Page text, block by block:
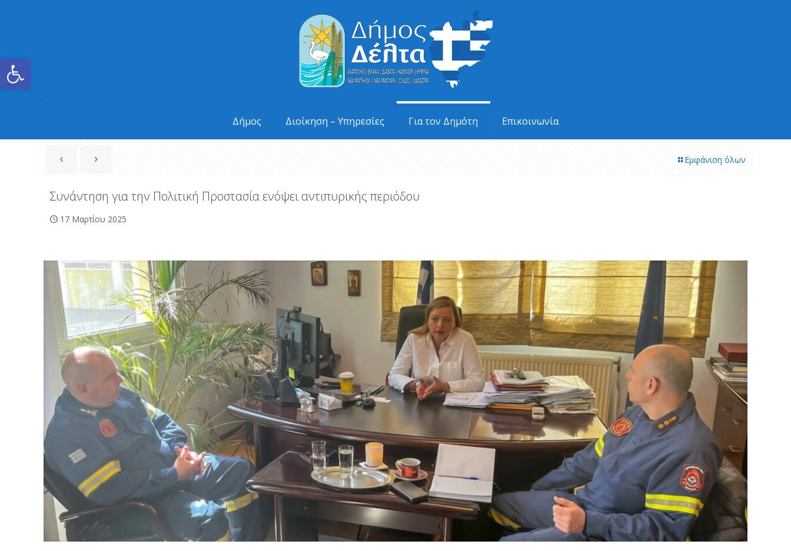
Ανοίξτε τη γραμμή εργαλείων
Δήμος Διοίκηση – Υπηρεσίες Για τον Δημότη Επικοινωνία
Εμφάνιση όλων
Συνάντηση για την Πολιτική Προστασία ενόψει αντιπυρικής περιόδου
17 Μαρτίου 2025